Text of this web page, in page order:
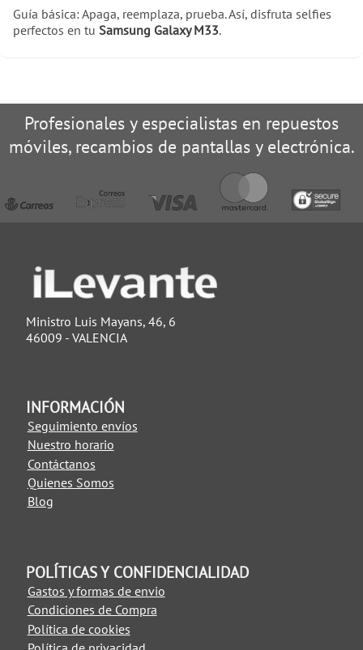
Guía básica: Apaga, reemplaza, prueba. Así, disfruta selfies
perfectos en tu Samsung Galaxy M33.
Profesionales y especialistas en repuestos
móviles, recambios de pantallas y electrónica.
Ministro Luis Mayans, 46, 6
46009 - VALENCIA
INFORMACIÓN
Seguimiento envíos
Nuestro horario
Contáctanos
Quienes Somos
Blog
POLÍTICAS Y CONFIDENCIALIDAD
Gastos y formas de envio
Condiciones de Compra
Política de cookies